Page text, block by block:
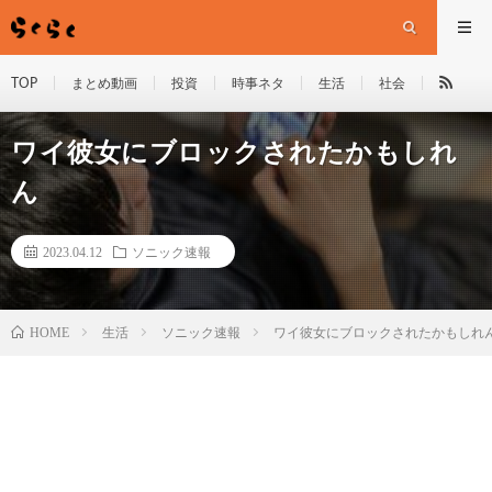
TOP まとめ動画 投資 時事ネタ 生活 社会
ワイ彼女にブロックされたかもしれ
ん
2023.04.12 ソニック速報
HOME 生活 ソニック速報 ワイ彼女にブロックされたかもしれ